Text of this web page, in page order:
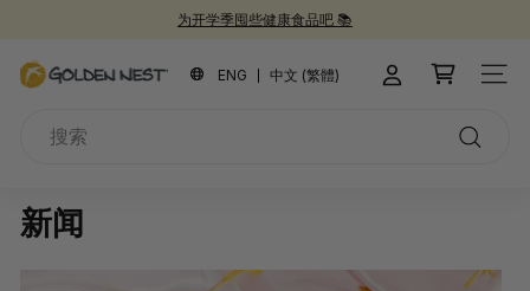
停
为开学季囤些健康食品吧 📚
金
ENG 中文 (繁體) 站点
新闻